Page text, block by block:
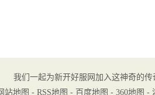
我们一起为新开好服网加入这神奇的
站地图 - RSS地图 - 百度地图 - 360地图 -